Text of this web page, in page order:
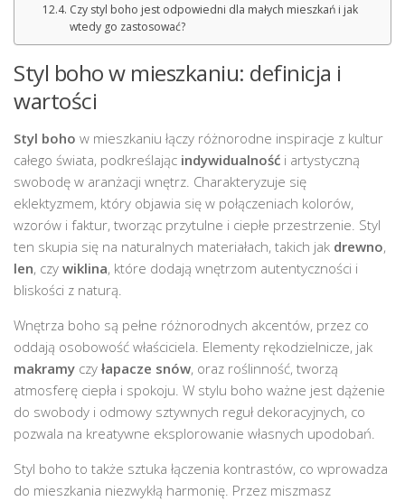
Czy styl boho jest odpowiedni dla małych mieszkań i jak
wtedy go zastosować?
Styl boho w mieszkaniu: definicja i
wartości
Styl boho w mieszkaniu łączy różnorodne inspiracje z kultur
całego świata, podkreślając indywidualność i artystyczną
swobodę w aranżacji wnętrz. Charakteryzuje się
eklektyzmem, który objawia się w połączeniach kolorów,
wzorów i faktur, tworząc przytulne i ciepłe przestrzenie. Styl
ten skupia się na naturalnych materiałach, takich jak drewno,
len, czy wiklina, które dodają wnętrzom autentyczności i
bliskości z naturą.
Wnętrza boho są pełne różnorodnych akcentów, przez co
oddają osobowość właściciela. Elementy rękodzielnicze, jak
makramy czy łapacze snów, oraz roślinność, tworzą
atmosferę ciepła i spokoju. W stylu boho ważne jest dążenie
do swobody i odmowy sztywnych reguł dekoracyjnych, co
pozwala na kreatywne eksplorowanie własnych upodobań.
Styl boho to także sztuka łączenia kontrastów, co wprowadza
do mieszkania niezwykłą harmonię. Przez miszmasz